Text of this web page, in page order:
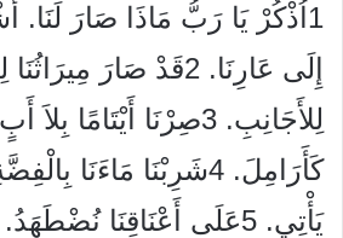
1اُذْكُرْ يَا رَبُّ مَاذَا صَارَ
إِلَى عَارِنَا. 2قَدْ صَارَ
لِلأَجَانِبِ. 3صِرْنَا أَيْتَامًا
كَأَرَامِلَ. 4شَرِبْنَا مَاءَنَا
يَأْتِي. 5عَلَى أَعْنَاقِنَا